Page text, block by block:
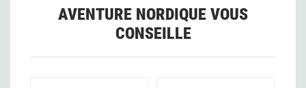
AVENTURE NORDIQUE VOUS
CONSEILLE